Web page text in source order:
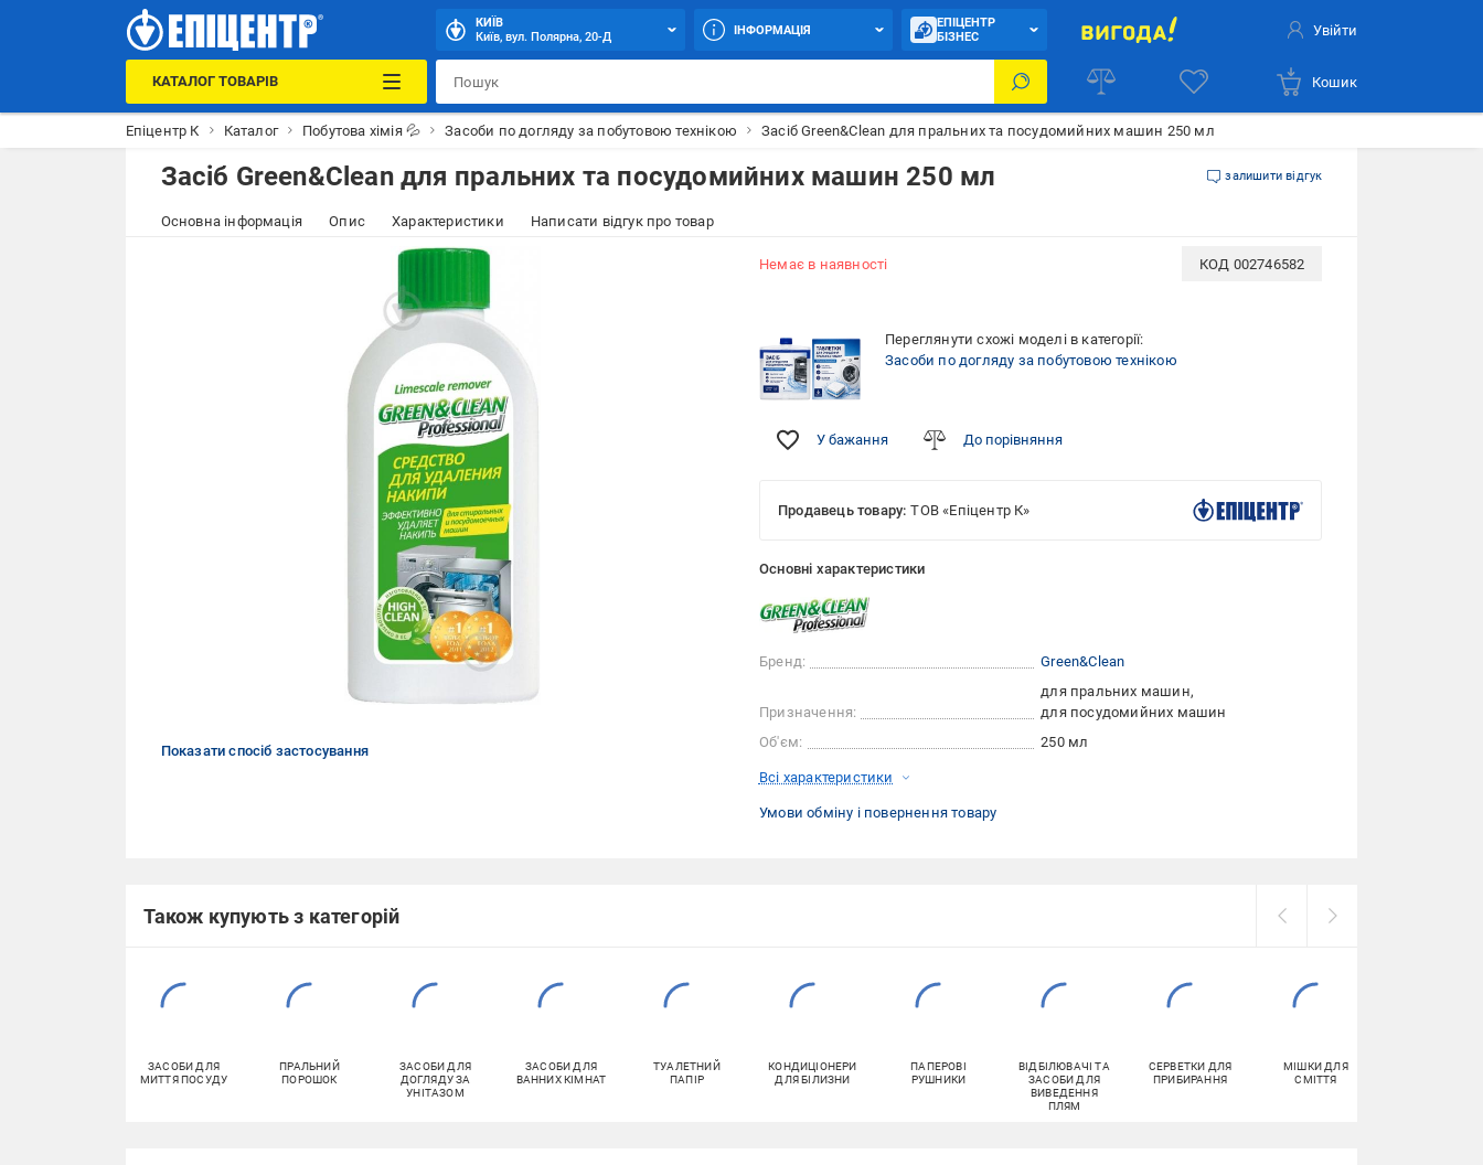
КИЇВ
Київ, вул. Полярна, 20-Д
ІНФОРМАЦІЯ
ЕПІЦЕНТР
БІЗНЕС
Увійти
КАТАЛОГ ТОВАРІВ Кошик
Епіцентр К Каталог Побутова хімія 💦 Засоби по догляду за побутовою технікою Засіб Green&Clean для пральних та посудомийних машин 250 мл
Засіб Green&Clean для пральних та посудомийних машин 250 мл залишити відгук
Основна інформація Опис Характеристики Написати відгук про товар
Показати спосіб застосування
Немає в наявності КОД 002746582
Переглянути схожі моделі в категорії:
Засоби по догляду за побутовою технікою
У бажання До порівняння
Продавець товару: ТОВ «Епіцентр К»
Основні характеристики
Бренд: Green&Clean
Призначення:
для пральних машин
для посудомийних машин
Об'єм:
250 мл
Всі характеристики
Умови обміну і повернення товару
Також купують з категорій
ЗАСОБИ ДЛЯ
МИТТЯ ПОСУДУ
ПРАЛЬНИЙ
ПОРОШОК
ЗАСОБИ ДЛЯ
ДОГЛЯДУ ЗА
УНІТАЗОМ
ЗАСОБИ ДЛЯ
ВАННИХ КІМНАТ
ТУАЛЕТНИЙ
ПАПІР
КОНДИЦІОНЕРИ
ДЛЯ БІЛИЗНИ
ПАПЕРОВІ
РУШНИКИ
ВІДБІЛЮВАЧІ ТА
ЗАСОБИ ДЛЯ
ВИВЕДЕННЯ
ПЛЯМ
СЕРВЕТКИ ДЛЯ
ПРИБИРАННЯ
МІШКИ ДЛЯ
СМІТТЯ